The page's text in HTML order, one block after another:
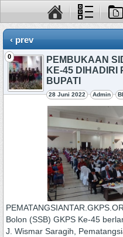
‹ prev
0
PEMBUKAAN
KE-45 DIHADIRI
BUPATI
28 Juni 2022 Admin
Bolon (SSB) GKPS Ke-45
J. Wismar Saragih,